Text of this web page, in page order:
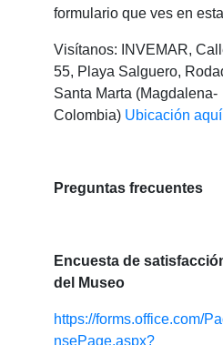
formulario que ves en
Visítanos: INVEMAR,
55, Playa Salguero,
Santa Marta (Magdalena-
Colombia) Ubicación aquí
Preguntas frecuentes
Encuesta de
del Museo
https://forms.office.com/
nsePage.aspx?